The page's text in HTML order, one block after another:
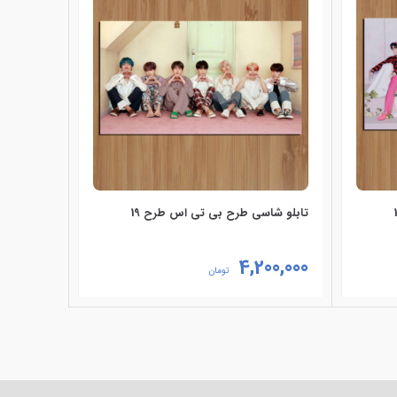
تابلو شاسی طرح بی تی اس طرح 19
4,200,000 تومان